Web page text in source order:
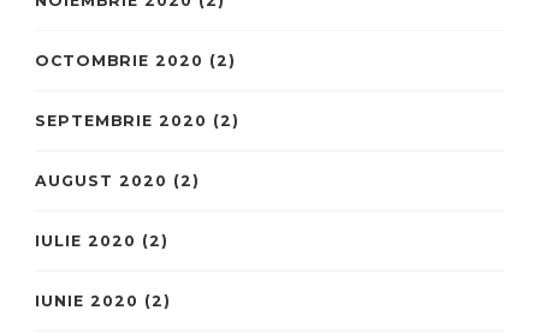
OCTOMBRIE 2020 (2)
SEPTEMBRIE 2020 (2)
AUGUST 2020 (2)
IULIE 2020 (2)
IUNIE 2020 (2)